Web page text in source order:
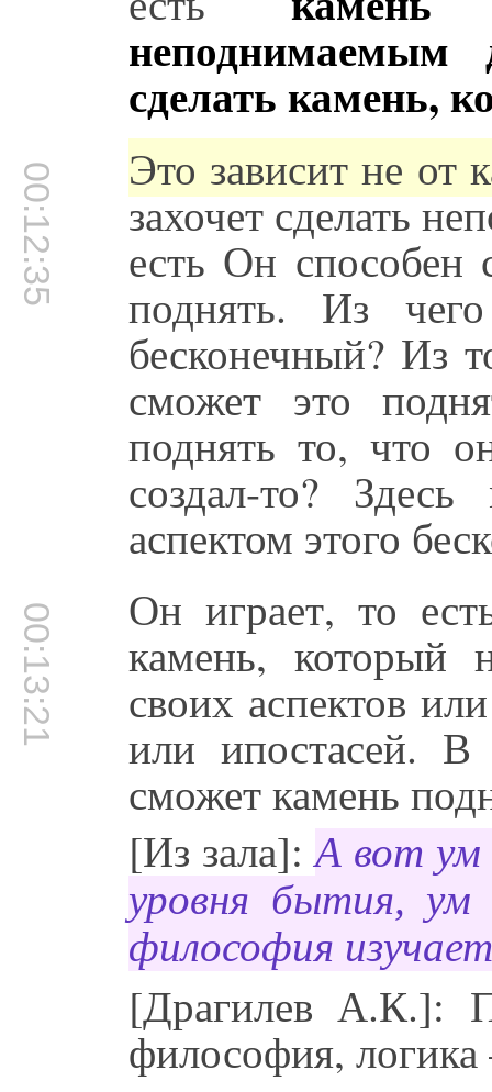
сделать камень,
00:12:35 Это зависит не от
захочет сделать
есть Он способен
поднять. Из
бесконечный? Из
сможет это
поднять то, что
создал-то?
аспектом этого
00:13:21 Он играет, то
камень, который
своих аспектов
или ипостасей.
сможет камень
[Из зала]:А вот ум
уровня бытия, ум
философия
[Драгилев А.К.]:
философия, логика